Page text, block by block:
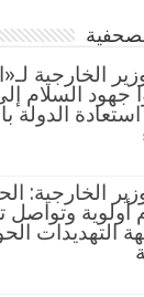
الخارجية
جهود السلام
الدولة
الخارجية:
أولوية وتواصل
التهديدات